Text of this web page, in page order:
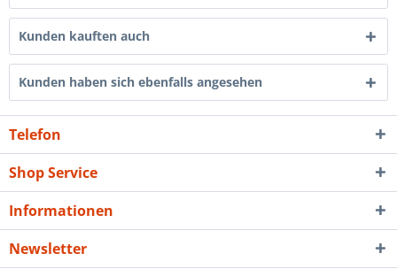
Kunden kauften auch
Kunden haben sich ebenfalls angesehen
Telefon
Shop Service
Informationen
Newsletter